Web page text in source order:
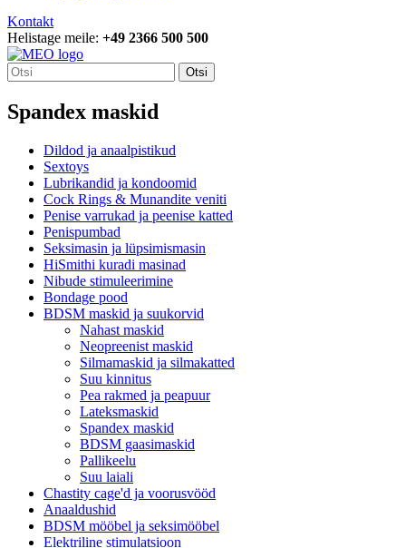
Kontakt
Helistage meile: +49 2366 500 500
Otsi
Spandex maskid
Dildod ja anaalpistikud
Sextoys
Lubrikandid ja kondoomid
Cock Rings & Munandite veniti
Penise varrukad ja peenise katted
Penispumbad
Seksimasin ja lüpsimismasin
HiSmithi kuradi masinad
Nibude stimuleerimine
Bondage pood
BDSM maskid ja suukorvid
Nahast maskid
Neopreenist maskid
Silmamaskid ja silmakatted
Suu kinnitus
Pea rakmed ja peapuur
Lateksmaskid
Spandex maskid
BDSM gaasimaskid
Pallikeelu
Suu laiali
Chastity cage'd ja voorusvööd
Anaaldushid
BDSM mööbel ja seksimööbel
Elektriline stimulatsioon